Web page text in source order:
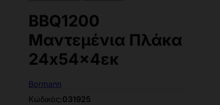
BBQ1200
Μαντεμένια Πλάκα
24x54x4εκ
Bormann
Κωδικός:031925